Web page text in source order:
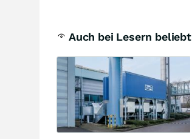
Auch bei Lesern beliebt